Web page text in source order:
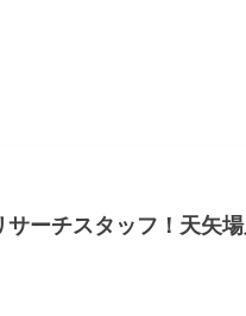
ーチスタッフ！天矢